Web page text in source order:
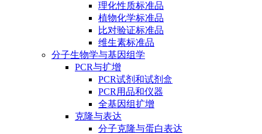
理化性质标准品
植物化学标准品
比对验证标准品
维生素标准品
分子生物学与基因组学
PCR与扩增
PCR试剂和试剂盒
PCR用品和仪器
全基因组扩增
克隆与表达
分子克隆与蛋白表达